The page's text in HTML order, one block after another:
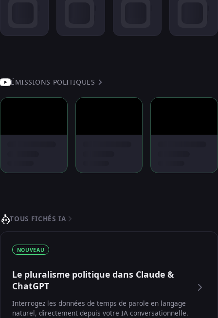
ÉMISSIONS POLITIQUES
TOUS FICHÉS IA
NOUVEAU
Le pluralisme politique dans Claude &
ChatGPT
Interrogez les données de temps de parole en langage
naturel, directement depuis votre IA conversationnelle.